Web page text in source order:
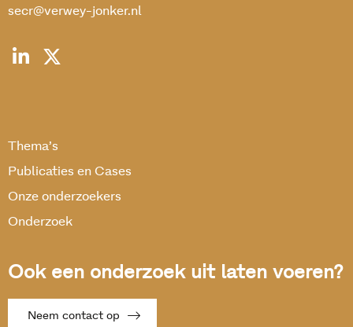
secr@verwey-jonker.nl
Thema’s
Publicaties en Cases
Onze onderzoekers
Onderzoek
Ook een onderzoek uit laten voeren?
Neem contact op